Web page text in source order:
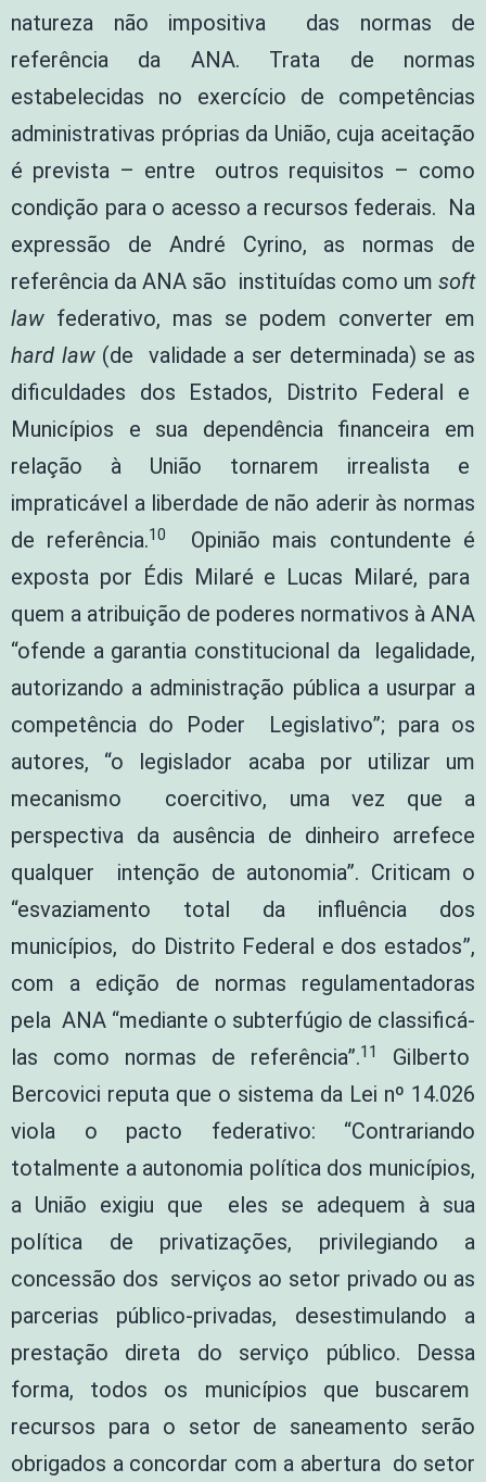
natureza não impositiva das normas de
referência da ANA. Trata de normas
estabelecidas no exercício de competências
administrativas próprias da União, cuja aceitação
é prevista – entre outros requisitos – como
condição para o acesso a recursos federais. Na
expressão de André Cyrino, as normas de
referência da ANA são instituídas como um soft
law federativo, mas se podem converter em
hard law (de validade a ser determinada) se as
dificuldades dos Estados, Distrito Federal e
Municípios e sua dependência financeira em
relação à União tornarem irrealista e
impraticável a liberdade de não aderir às normas
de referência.10
Opinião mais contundente é
exposta por Édis Milaré e Lucas Milaré, para
quem a atribuição de poderes normativos à ANA
“ofende a garantia constitucional da legalidade,
autorizando a administração pública a usurpar a
competência do Poder Legislativo”; para os
autores, “o legislador acaba por utilizar um
mecanismo coercitivo, uma vez que a
perspectiva da ausência de dinheiro arrefece
qualquer intenção de autonomia”. Criticam o
“esvaziamento total da influência dos
municípios, do Distrito Federal e dos estados”,
com a edição de normas regulamentadoras
pela ANA “mediante o subterfúgio de classificá-
las como normas de referência”.11
Gilberto
Bercovici reputa que o sistema da Lei nº 14.026
viola o pacto federativo: “Contrariando
totalmente a autonomia política dos municípios,
a União exigiu que eles se adequem à sua
política de privatizações, privilegiando a
concessão dos serviços ao setor privado ou as
parcerias público-privadas, desestimulando a
prestação direta do serviço público. Dessa
forma, todos os municípios que buscarem
recursos para o setor de saneamento serão
obrigados a concordar com a abertura do setor